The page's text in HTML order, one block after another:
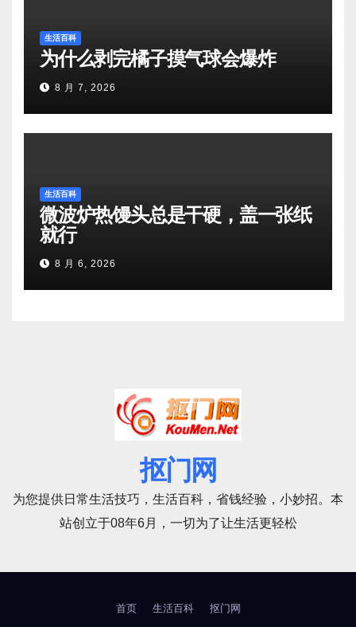
生活百科
为什么剥完橘子摸气球会爆炸
8 月 7, 2026
生活百科
微波炉热馒头总是干硬，盖一张纸
就行
8 月 6, 2026
抠门网
为您提供日常生活技巧，生活百科，省钱经验，小妙招。本
站创立于08年6月，一切为了让生活更轻松
首页 生活百科 抠门网